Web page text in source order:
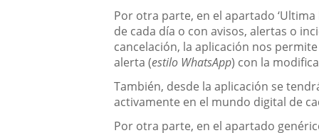
Por otra parte, en el apartado
de cada día o con avisos, alertas o
cancelación, la aplicación nos
alerta (estilo WhatsApp) con la
También, desde la aplicación se
activamente en el mundo digital de
Por otra parte, en el apartado